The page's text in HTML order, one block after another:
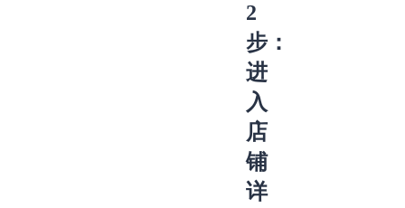
2
步：
进
入
店
铺
详